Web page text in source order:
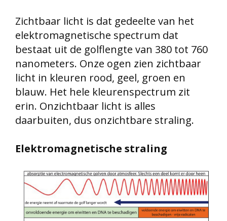
Zichtbaar licht is dat gedeelte van het
elektromagnetische spectrum dat
bestaat uit de golflengte van 380 tot 760
nanometers. Onze ogen zien zichtbaar
licht in kleuren rood, geel, groen en
blauw. Het hele kleurenspectrum zit
erin. Onzichtbaar licht is alles
daarbuiten, dus onzichtbare straling.
Elektromagnetische straling